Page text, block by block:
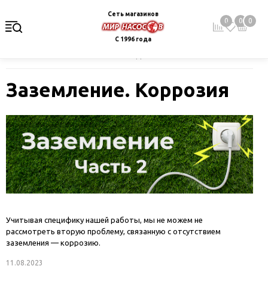
Сеть магазинов
С 1996 года
0 0 0
Заземление. Коррозия
Учитывая специфику нашей работы, мы не можем не
рассмотреть вторую проблему, связанную с отсутствием
заземления — коррозию.
11.08.2023